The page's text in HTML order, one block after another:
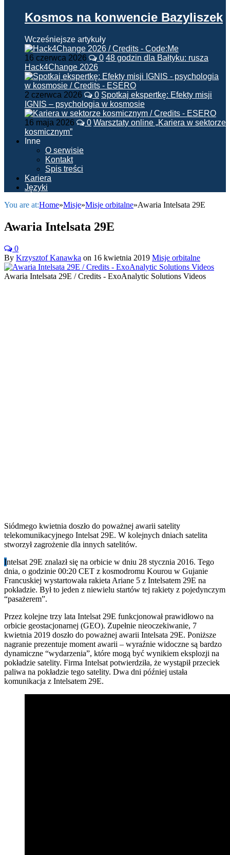
Kosmos na konwencie Bazyliszek
Wcześniejsze artykuły
16 czerwca 2026 0 48 godzin dla Bałtyku: rusza
Hack4Change 2026
2 czerwca 2026 0 Spotkaj ekspertkę: Efekty misji
IGNIS – psychologia w kosmosie
16 maja 2026 0 Warsztaty online „Kariera w sektorze
kosmicznym”
Inne
O serwisie
Kontakt
Spis treści
Kariera
Języki
You are at:Home»Misje»Misje orbitalne»Awaria Intelsata 29E
Awaria Intelsata 29E
0
By Krzysztof Kanawka on 16 kwietnia 2019 Misje orbitalne
Awaria Intelsata 29E / Credits - ExoAnalytic Solutions Videos
Siódmego kwietnia doszło do poważnej awarii satelity
telekomunikacyjnego Intelsat 29E. W kolejnych dniach satelita
stworzył zagrożenie dla innych satelitów.
Intelsat 29E znalazł się na orbicie w dniu 28 stycznia 2016. Tego
dnia, o godzinie 00:20 CET z kosmodromu Kourou w Gujanie
Francuskiej wystartowała rakieta Ariane 5 z Intelsatem 29E na
pokładzie. Był to jeden z niewielu startów tej rakiety z pojedynczym
“pasażerem”.
Przez kolejne trzy lata Intelsat 29E funkcjonował prawidłowo na
orbicie geostacjonarnej (GEO). Zupełnie nieoczekiwanie, 7
kwietnia 2019 doszło do poważnej awarii Intelsata 29E. Poniższe
nagranie prezentuje moment awarii – wyraźnie widoczne są bardzo
dynamiczne “wydarzenia”, które mogą być wynikiem eksplozji na
pokładzie satelity. Firma Intelsat potwierdziła, że wystąpił przeciek
paliwa na pokładzie tego satelity. Dwa dni później ustała
komunikacja z Intelsatem 29E.